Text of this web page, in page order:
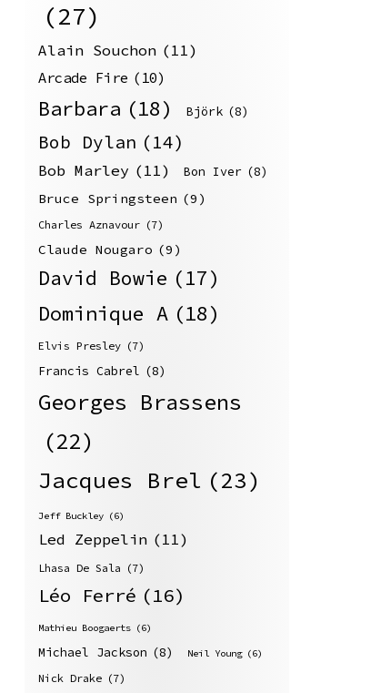
(27)
Alain Souchon (11)
Arcade Fire (10)
Barbara (18) Björk (8)
Bob Dylan (14)
Bob Marley (11) Bon Iver (8)
Bruce Springsteen (9)
Charles Aznavour (7)
Claude Nougaro (9)
David Bowie (17)
Dominique A (18)
Elvis Presley (7)
Francis Cabrel (8)
Georges Brassens
(22)
Jacques Brel (23)
Jeff Buckley (6)
Led Zeppelin (11)
Lhasa De Sala (7)
Léo Ferré (16)
Mathieu Boogaerts (6)
Michael Jackson (8) Neil Young (6)
Nick Drake (7)